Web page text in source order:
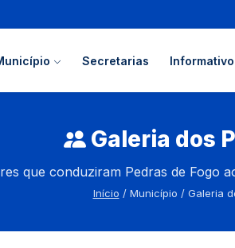
Secretarias Informativo
Galeria dos
que conduziram Pedras de Fogo
Início / Município / Galeria